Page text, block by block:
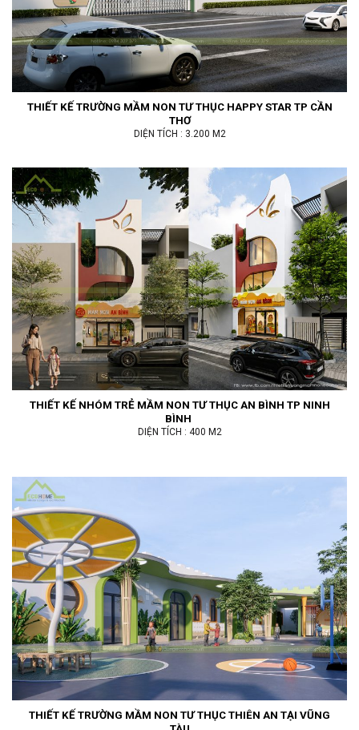
THIẾT KẾ TRƯỜNG MẦM NON TƯ THỤC HAPPY STAR TP CẦN
THƠ
DIỆN TÍCH : 3.200 M2
THIẾT KẾ NHÓM TRẺ MẦM NON TƯ THỤC AN BÌNH TP NINH
BÌNH
DIỆN TÍCH : 400 M2
THIẾT KẾ TRƯỜNG MẦM NON TƯ THỤC THIÊN AN TẠI VŨNG